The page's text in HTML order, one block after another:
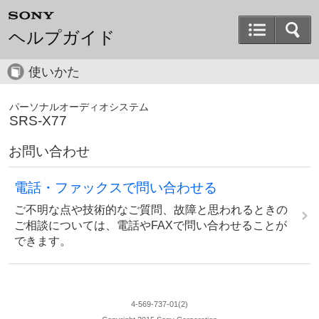
ヘルプガイド
使いかた
パーソナルオーディオシステム
SRS-X77
お問い合わせ
電話・ファックスで問い合わせる
ご不明な点や技術的なご質問、故障と思われるときの
ご相談については、電話やFAXで問い合わせることが
できます。
4-569-737-01(2)